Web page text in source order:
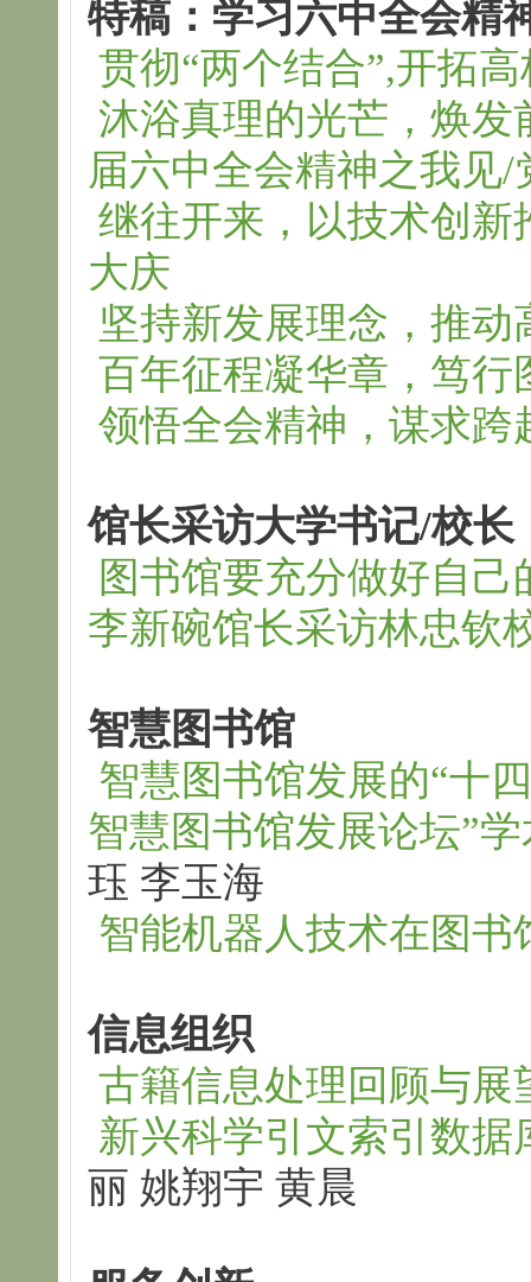
特稿：学习六中全会精
贯彻“两个结合”,开拓
沐浴真理的光芒，焕
届六中全会精神之我见/
继往开来，以技术创
大庆
坚持新发展理念，推
百年征程凝华章，笃行
领悟全会精神，谋求跨
馆长采访大学书记/校长
图书馆要充分做好自
李新碗馆长采访林忠钦
智慧图书馆
智慧图书馆发展的“十
智慧图书馆发展论坛”
珏 李玉海
智能机器人技术在图
信息组织
古籍信息处理回顾与展
新兴科学引文索引数
丽 姚翔宇 黄晨